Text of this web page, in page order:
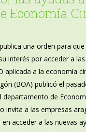
Economía
una orden para que
interés por acceder a
aplicada a la economía
(BOA) publicó el
departamento de
invita a las empresas
acceder a las nuevas